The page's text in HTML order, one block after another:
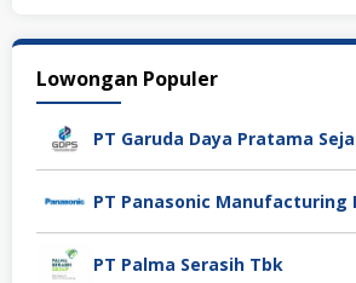
Lowongan Populer
PT Garuda Daya Pratama
PT Panasonic Manufacturing
PT Palma Serasih Tbk